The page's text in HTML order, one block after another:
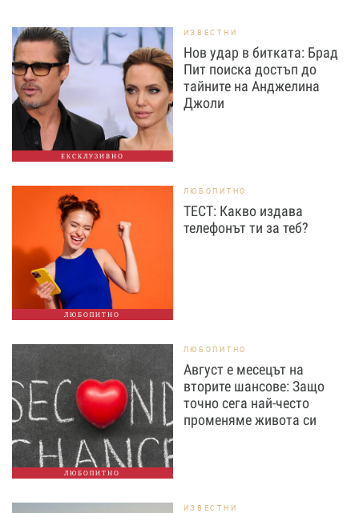
ЕКСКЛУЗИВНО
ИЗВЕСТНИ
Нов удар в битката: Брад
Пит поиска достъп до
тайните на Анджелина
Джоли
ЛЮБОПИТНО
ЛЮБОПИТНО
ТЕСТ: Какво издава
телефонът ти за теб?
ЛЮБОПИТНО
ЛЮБОПИТНО
Август е месецът на
вторите шансове: Защо
точно сега най-често
променяме живота си
ИЗВЕСТНИ